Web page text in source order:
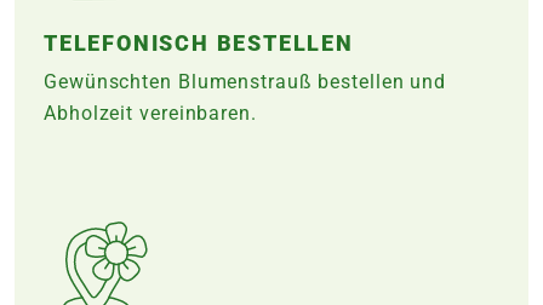
TELEFONISCH BESTELLEN
Gewünschten Blumenstrauß bestellen und
Abholzeit vereinbaren.